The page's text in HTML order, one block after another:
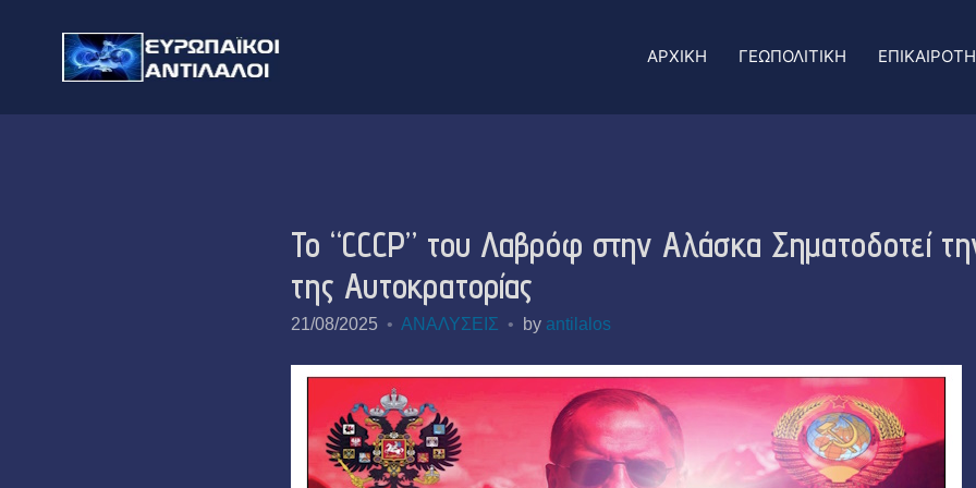
ΑΡΧΙΚΗ ΓΕΩΠΟΛΙΤΙΚΗ
Το “CCCP” του Λαβρόφ στην Αλάσκα Σηματοδοτεί
της Αυτοκρατορίας
21/08/2025 ΑΝΑΛΥΣΕΙΣ by antilalos